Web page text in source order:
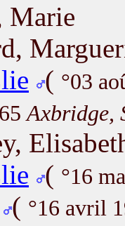
Marie
( °03
Axbridge,
( °16
( °16 avril